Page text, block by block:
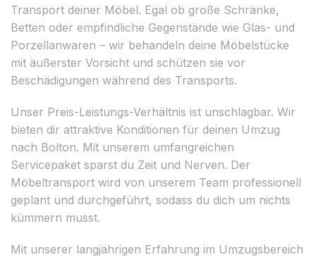
Transport deiner Möbel. Egal ob große Schränke,
Betten oder empfindliche Gegenstände wie Glas- und
Porzellanwaren – wir behandeln deine Möbelstücke
mit äußerster Vorsicht und schützen sie vor
Beschädigungen während des Transports.
Unser Preis-Leistungs-Verhältnis ist unschlagbar. Wir
bieten dir attraktive Konditionen für deinen Umzug
nach Bolton. Mit unserem umfangreichen
Servicepaket sparst du Zeit und Nerven. Der
Möbeltransport wird von unserem Team professionell
geplant und durchgeführt, sodass du dich um nichts
kümmern musst.
Mit unserer langjährigen Erfahrung im Umzugsbereich